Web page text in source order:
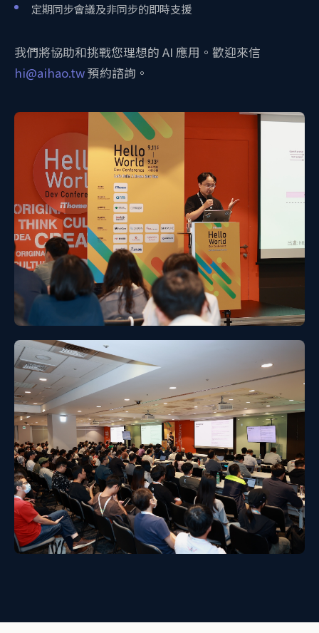
定期同步會議及非同步的即時支援
我們將協助和挑戰您理想的 AI 應用。歡迎來信
hi@aihao.tw預約諮詢。